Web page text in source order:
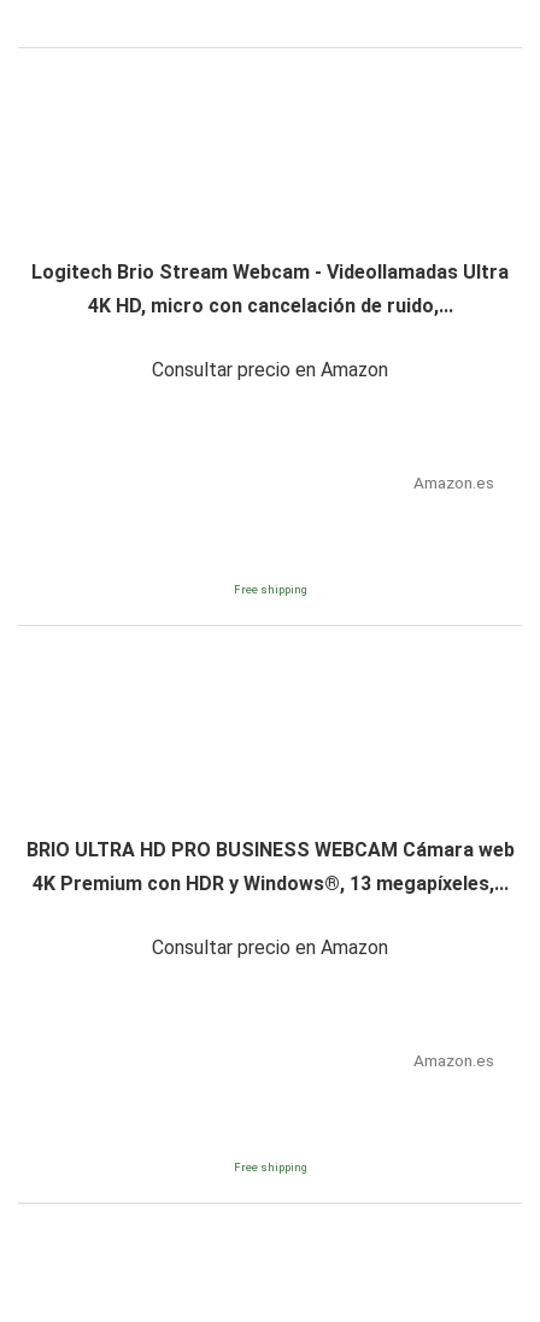
Logitech Brio Stream Webcam - Videollamadas Ultra
4K HD, micro con cancelación de ruido,...
Consultar precio en Amazon
Amazon.es
Free shipping
BRIO ULTRA HD PRO BUSINESS WEBCAM Cámara web
4K Premium con HDR y Windows®, 13 megapíxeles,...
Consultar precio en Amazon
Amazon.es
Free shipping